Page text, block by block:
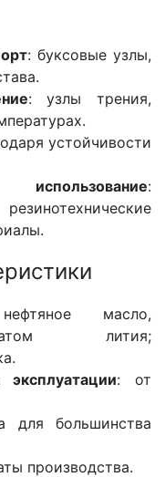
: буксовые узлы,
: узлы трения,
устойчивости
:
масло,
лития;
: от
для большинства
производства.